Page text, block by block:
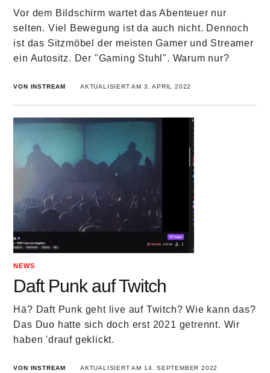
Vor dem Bildschirm wartet das Abenteuer nur
selten. Viel Bewegung ist da auch nicht. Dennoch
ist das Sitzmöbel der meisten Gamer und Streamer
ein Autositz. Der "Gaming Stuhl". Warum nur?
VON INSTREAM AKTUALISIERT AM 3. APRIL 2022
NEWS
Daft Punk auf Twitch
Hä? Daft Punk geht live auf Twitch? Wie kann das?
Das Duo hatte sich doch erst 2021 getrennt. Wir
haben 'drauf geklickt.
VON INSTREAM AKTUALISIERT AM 14. SEPTEMBER 2022